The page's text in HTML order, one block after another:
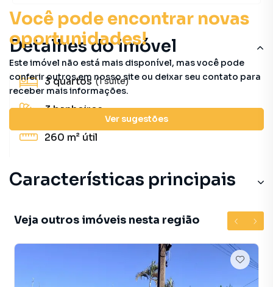
Você pode encontrar novas
oportunidades!
Este imóvel não está mais disponível, mas você pode
conferir outros em nosso site ou deixar seu contato para
receber mais informações.
Ver sugestões
Detalhes do imóvel
3quartos (1 suíte)
3banheiros
260 m² útil
Características principais
Veja outros imóveis nesta região